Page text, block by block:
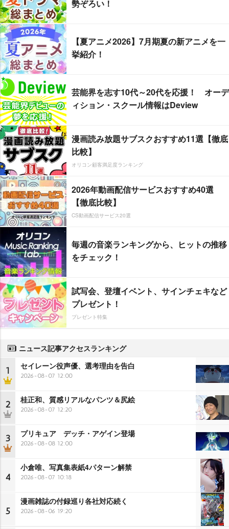
勢ぞろい！
【夏アニメ2026】7月期夏の新アニメを一
挙紹介！
芸能界を志す10代～20代を応援！ オーデ
ィション・スクール情報はDeview
漫画読み放題サブスクおすすめ11選【徹底
比較】
オリコン顧客満足度ランキング
2026年動画配信サービスおすすめ40選
【徹底比較】
CS動画配信サービス20選
毎週の音楽ランキングから、ヒットの推移
をチェック！
試写会、登壇イベント、サインチェキなど
プレゼント！
プレゼント特集
ニュース記事アクセスランキング
1 セイレーン役声優、選考理由を告白
2026-08-07 12:00
2 桂正和、質感リアルなパンツ＆尻絵
2026-08-07 12:20
3 プリキュア デッチ・アゲイン登場
2026-08-08 12:00
4
小倉唯、写真集表紙4パターン解禁
2026-08-07 10:18
5
漫画雑誌の付録巡り各社対応続く
2026-08-06 19:20